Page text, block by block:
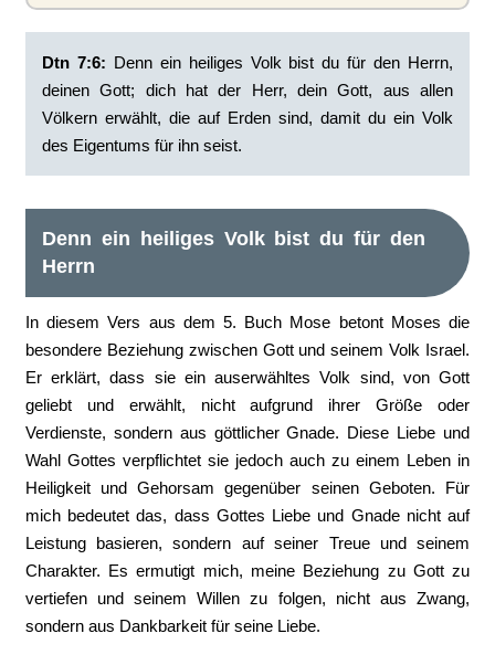
Dtn 7:6: ‭Denn ein heiliges Volk bist du für den Herrn,
deinen Gott; dich hat der Herr, dein Gott, aus allen
Völkern erwählt, die auf Erden sind, damit du ein Volk
des Eigentums für ihn seist.
Denn ein heiliges Volk bist du für den
Herrn
In diesem Vers aus dem 5. Buch Mose betont Moses die
besondere Beziehung zwischen Gott und seinem Volk Israel.
Er erklärt, dass sie ein auserwähltes Volk sind, von Gott
geliebt und erwählt, nicht aufgrund ihrer Größe oder
Verdienste, sondern aus göttlicher Gnade. Diese Liebe und
Wahl Gottes verpflichtet sie jedoch auch zu einem Leben in
Heiligkeit und Gehorsam gegenüber seinen Geboten. Für
mich bedeutet das, dass Gottes Liebe und Gnade nicht auf
Leistung basieren, sondern auf seiner Treue und seinem
Charakter. Es ermutigt mich, meine Beziehung zu Gott zu
vertiefen und seinem Willen zu folgen, nicht aus Zwang,
sondern aus Dankbarkeit für seine Liebe.